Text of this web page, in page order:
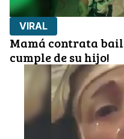
VIRAL
Mamá contrata
cumple de su hijo!